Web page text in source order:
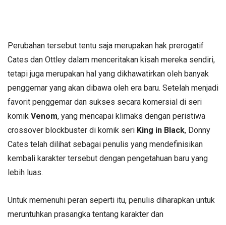
Perubahan tersebut tentu saja merupakan hak prerogatif
Cates dan Ottley dalam menceritakan kisah mereka sendiri,
tetapi juga merupakan hal yang dikhawatirkan oleh banyak
penggemar yang akan dibawa oleh era baru. Setelah menjadi
favorit penggemar dan sukses secara komersial di seri
komik Venom, yang mencapai klimaks dengan peristiwa
crossover blockbuster di komik seri King in Black, Donny
Cates telah dilihat sebagai penulis yang mendefinisikan
kembali karakter tersebut dengan pengetahuan baru yang
lebih luas.
Untuk memenuhi peran seperti itu, penulis diharapkan untuk
meruntuhkan prasangka tentang karakter dan